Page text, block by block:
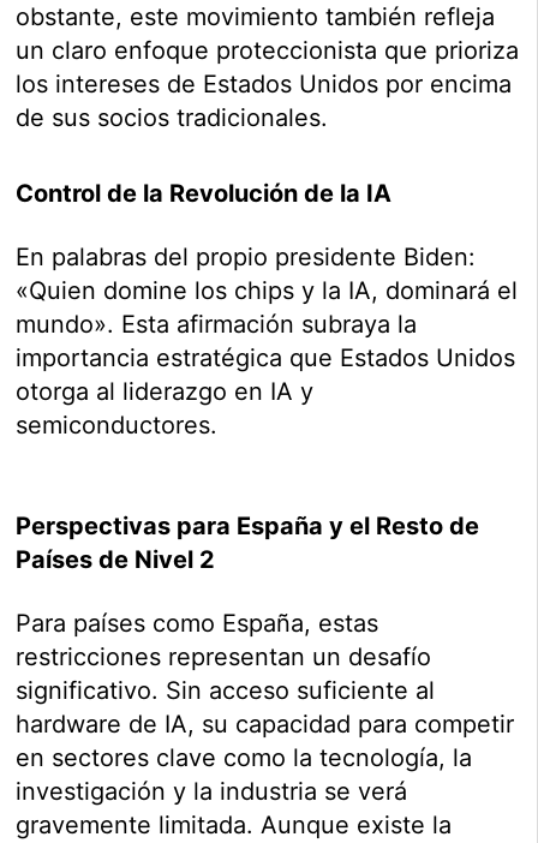
obstante, este movimiento también refleja
un claro enfoque proteccionista que prioriza
los intereses de Estados Unidos por encima
de sus socios tradicionales.
Control de la Revolución de la IA
En palabras del propio presidente Biden:
«Quien domine los chips y la IA, dominará el
mundo». Esta afirmación subraya la
importancia estratégica que Estados Unidos
otorga al liderazgo en IA y
semiconductores.
Perspectivas para España y el Resto de
Países de Nivel 2
Para países como España, estas
restricciones representan un desafío
significativo. Sin acceso suficiente al
hardware de IA, su capacidad para competir
en sectores clave como la tecnología, la
investigación y la industria se verá
gravemente limitada. Aunque existe la